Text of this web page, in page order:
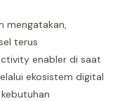
mengatakan,
terus
enabler di saat
ekosistem digital